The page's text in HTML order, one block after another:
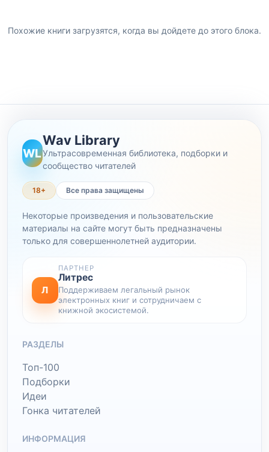
Похожие книги загрузятся, когда вы дойдете до этого блока.
WL
Wav Library
Ультрасовременная библиотека, подборки и
сообщество читателей
18+ Все права защищены
Некоторые произведения и пользовательские
материалы на сайте могут быть предназначены
только для совершеннолетней аудитории.
Л
ПАРТНЕР
Литрес
Поддерживаем легальный рынок
электронных книг и сотрудничаем с
книжной экосистемой.
РАЗДЕЛЫ
Топ-100
Подборки
Идеи
Гонка читателей
ИНФОРМАЦИЯ